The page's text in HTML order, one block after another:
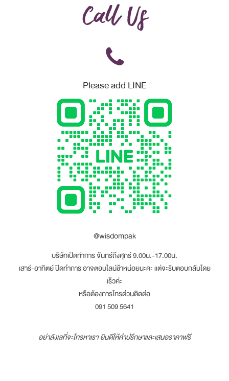
Call Us
Please add LINE
@wisdompak
บริษัทเปิดทำการ จันทร์ถึงศุกร์ 9.00น.-17.00น.
เสาร์-อาทิตย์ ปิดทำการ อาจตอบไลน์ช้าหน่อยนะคะ แต่จะรีบตอบกลับโดย
เร็วค่ะ
หรือต้องการโทรด่วนติดต่อ
091 509 5641
อย่าลังเลที่จะโทรหาเรา ยินดีให้คำปรึกษาและเสนอราคาฟรี